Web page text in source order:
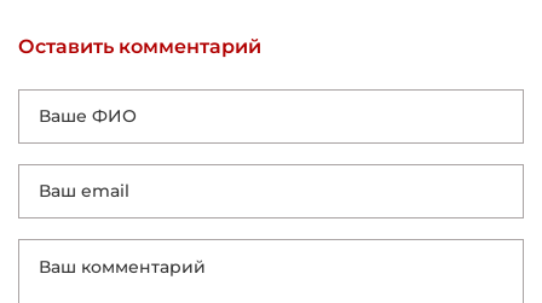
Оставить комментарий